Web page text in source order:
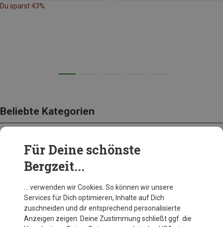
Du sparst 43%
Beliebte Kategorien
BEKLEIDUNG
Für Deine schönste
Bergzeit...
… verwenden wir Cookies. So können wir unsere
Services für Dich optimieren, Inhalte auf Dich
zuschneiden und dir entsprechend personalisierte
Anzeigen zeigen. Deine Zustimmung schließt ggf. die